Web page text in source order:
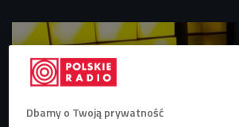
Dbamy o Twoją prywatność